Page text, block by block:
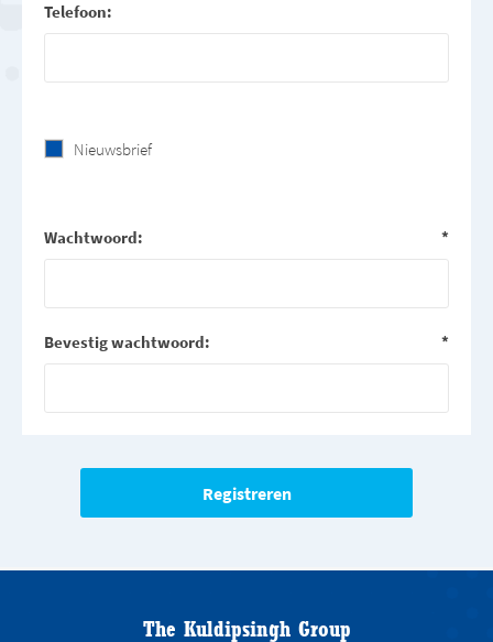
Telefoon:
Nieuwsbrief
Wachtwoord: *
Bevestig wachtwoord: *
The Kuldipsingh Group